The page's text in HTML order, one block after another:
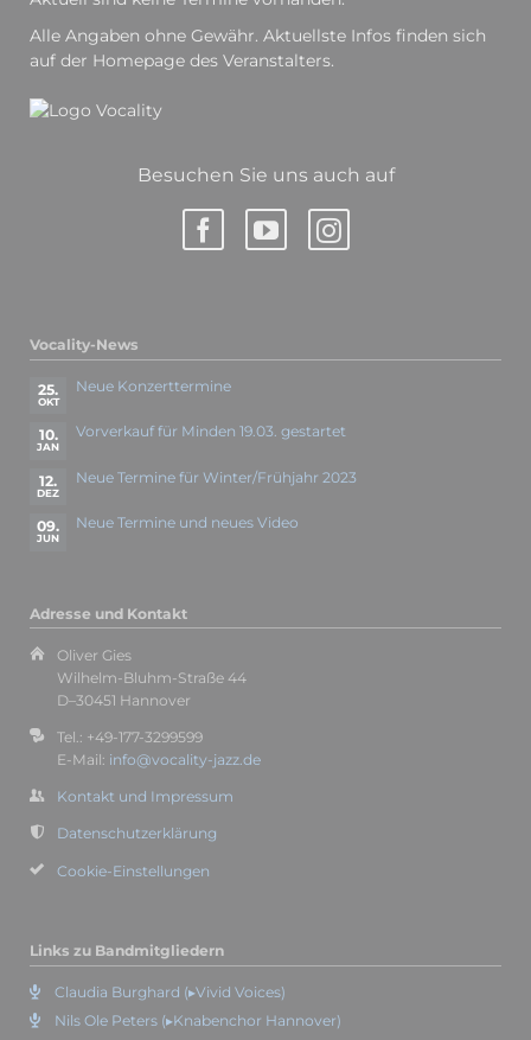
Alle Angaben ohne Gewähr. Aktuellste Infos finden sich
auf der Homepage des Veranstalters.
Besuchen Sie uns auch auf
Vocality-News
25.
OKT
Neue Konzerttermine
10.
JAN
Vorverkauf für Minden 19.03. gestartet
12.
DEZ
Neue Termine für Winter/Frühjahr 2023
09.
JUN
Neue Termine und neues Video
Adresse und Kontakt
Oliver Gies
Wilhelm-Bluhm-Straße 44
D–30451 Hannover
Tel.: +49-177-3299599
E-Mail: info@vocality-jazz.de
Kontakt und Impressum
Datenschutzerklärung
Cookie-Einstellungen
Links zu Bandmitgliedern
Claudia Burghard (▸Vivid Voices)
Nils Ole Peters (▸Knabenchor Hannover)